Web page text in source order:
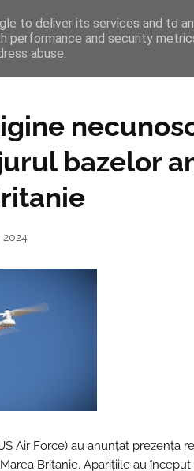
FEATURES BLOGGER
bazelor
2024
Air Force) au anunțat prezența
Britanie. Aparițiile au
to deliver its services and to
performance and security
abuse.